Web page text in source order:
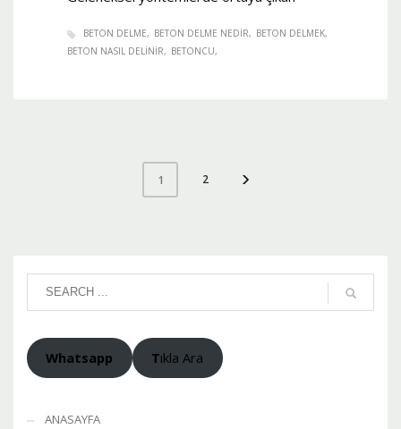
BETON DELME BETON DELME NEDIR
BETON DELMEK
BETON NASIL DELINIR
BETONCU
1 2
Whatsapp Tıkla Ara
ANASAYFA